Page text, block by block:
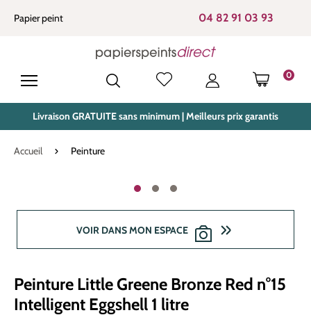
principal
Papier peint 04 82 91 03 93
0
LE
Livraison GRATUITE sans minimum | Meilleurs prix garantis
Accueil Peinture
VOIR DANS MON ESPACE
Peinture Little Greene Bronze Red n°15
Intelligent Eggshell 1 litre